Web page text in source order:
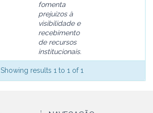
fomenta
prejuízos à
visibilidade e
recebimento
de recursos
institucionais.
Showing results 1 to 1 of 1